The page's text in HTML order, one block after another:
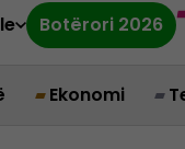
Botërori 2026
Ekonomi